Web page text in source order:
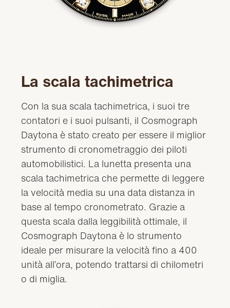
La scala tachimetrica
Con la sua scala tachimetrica, i suoi tre
contatori e i suoi pulsanti, il Cosmograph
Daytona è stato creato per essere il miglior
strumento di cronometraggio dei piloti
automobilistici. La lunetta presenta una
scala tachimetrica che permette di leggere
la velocità media su una data distanza in
base al tempo cronometrato. Grazie a
questa scala dalla leggibilità ottimale, il
Cosmograph Daytona è lo strumento
ideale per misurare la velocità fino a 400
unità all’ora, potendo trattarsi di chilometri
o di miglia.